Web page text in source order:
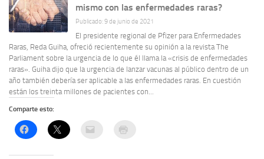
mismo con las enfermedades raras?
Publicado: 9 de junio de 2021
El presidente regional de Pfizer para Enfermedades
Raras, Reda Guiha, ofreció recientemente su opinión a la revista The
Parliament sobre la urgencia de lo que él llama la «crisis de enfermedades
raras». Guiha dijo que la urgencia de lanzar vacunas al público dentro de un
año también debería ser aplicable a las enfermedades raras. En cuestión
están los treinta millones de pacientes con...
Comparte esto: